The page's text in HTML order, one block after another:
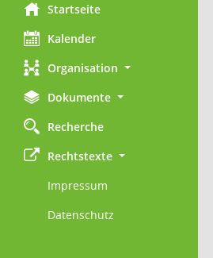
Startseite
Kalender
Organisation
Dokumente
Recherche
Rechtstexte
Impressum
Datenschutz